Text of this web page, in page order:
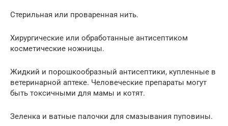
Стерильная или проваренная нить.
Хирургические или обработанные антисептиком
косметические ножницы.
Жидкий и порошкообразный антисептики, купленные в
ветеринарной аптеке. Человеческие препараты могут
быть токсичными для мамы и котят.
Зеленка и ватные палочки для смазывания пуповины.